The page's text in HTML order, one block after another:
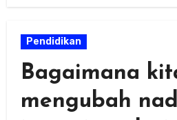
Pendidikan
Bagaimana
mengubah